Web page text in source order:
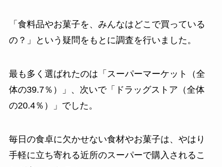
「食料品やお菓子を、みんなはどこで買っている
の？」という疑問をもとに調査を行いました。
最も多く選ばれたのは「スーパーマーケット（全
体の39.7％）」、次いで「ドラッグストア（全体
の20.4％）」でした。
毎日の食卓に欠かせない食材やお菓子は、やはり
手軽に立ち寄れる近所のスーパーで購入されるこ